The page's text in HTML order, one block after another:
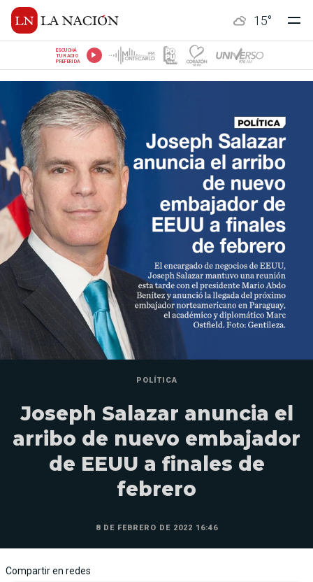
15°
ESCUCHÁ
TU RADIO
PREFERIDA
POLÍTICA
Joseph Salazar anuncia el
arribo de nuevo embajador
de EEUU a finales de
febrero
8 DE FEBRERO DE 2022 16:46
Compartir en redes